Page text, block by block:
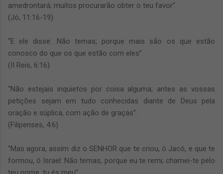
amedrontará; muitos procurarão obter o teu favor”.
(Jó, 11:16-19)
“E ele disse: Não temas; porque mais são os que estão
conosco do que os que estão com eles”.
(II Reis, 6:16)
“Não estejais inquietos por coisa alguma; antes as vossas
petições sejam em tudo conhecidas diante de Deus pela
oração e súplica, com ação de graças”.
(Filipenses, 4:6)
“Mas agora, assim diz o SENHOR que te criou, ó Jacó, e que te
formou, ó Israel: Não temas, porque eu te remi; chamei-te pelo